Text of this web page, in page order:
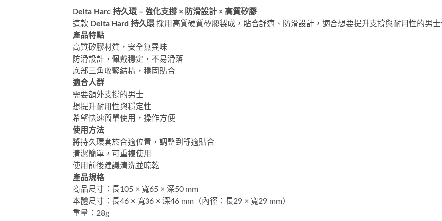
Delta Hard 持久環 – 強化支撐 × 防滑設計 × 高質矽膠
這款 Delta Hard 持久環 採用高質硬質矽膠製成，貼合舒適、防滑設計，適合想要提升支撐與耐用性的男
產品特點
高質矽膠材質，安全無異味
防滑設計，佩戴穩定，不易滑落
底部三角收緊結構，穩固貼合
適合人群
需要額外支撐的男士
想提升耐用性與穩定性
希望快速簡單使用，操作方便
使用方法
將持久環套於合適位置，調整到舒適貼合
清潔簡單，可重複使用
使用前後建議清洗並晾乾
產品規格
商品尺寸：長105 × 寬65 × 深50 mm
本體尺寸：長46 × 寬36 × 深46 mm（內徑：長29 × 寬29 mm）
重量：28g